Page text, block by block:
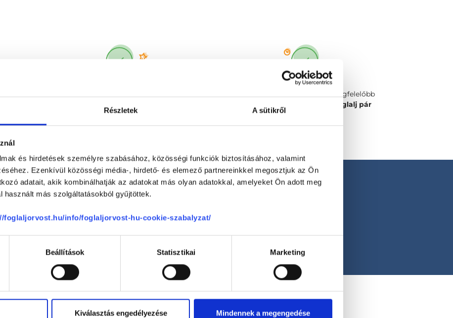
Részletek A sütikről
és hirdetések személyre szabásához, közösségi funkciók biztosításához, valamint
Ezenkívül közösségi média-, hirdető- és elemező partnereinkkel megosztjuk az Ön
adatait, akik kombinálhatják az adatokat más olyan adatokkal, amelyeket Ön adott meg
használt más szolgáltatásokból gyűjtöttek.
foglaljorvost.hu/info/foglaljorvost-hu-cookie-szabalyzat/
Beállítások Statisztikai Marketing
Kiválasztás engedélyezése Mindennek a megengedése
Válaszd ki a számodra legmegfelelőbb
foglalj pár
Telefon
(H-P: 8:00-20:00)